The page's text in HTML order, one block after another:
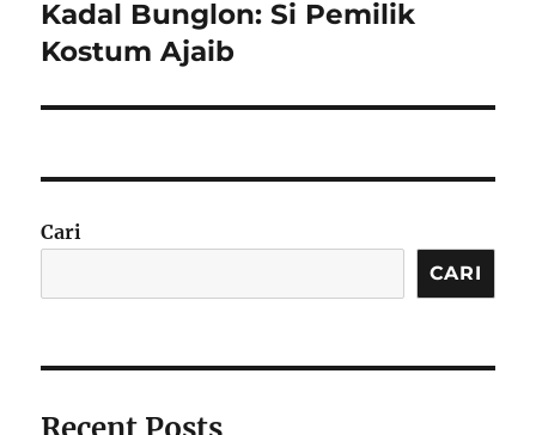
Next
post:
Kadal Bunglon: Si Pemilik
Kostum Ajaib
Cari
CARI